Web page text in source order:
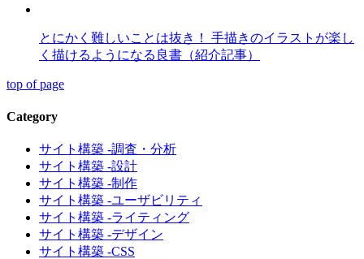
とにかく難しいことは抜き！ 手描きのイラストが楽し
く描けるようになる良書（紹介記事）
top of page
Category
サイト構築 -調査・分析
サイト構築 -設計
サイト構築 -制作
サイト構築 -ユーザビリティ
サイト構築 -ライティング
サイト構築 -デザイン
サイト構築 -CSS